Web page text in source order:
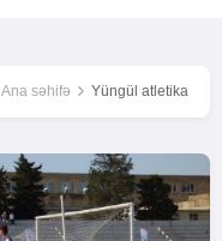
Ana səhifə Yüngül atletika